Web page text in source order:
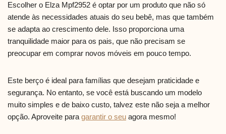
Escolher o Elza Mpf2952 é optar por um produto que não só
atende às necessidades atuais do seu bebê, mas que também
se adapta ao crescimento dele. Isso proporciona uma
tranquilidade maior para os pais, que não precisam se
preocupar em comprar novos móveis em pouco tempo.
Este berço é ideal para famílias que desejam praticidade e
segurança. No entanto, se você está buscando um modelo
muito simples e de baixo custo, talvez este não seja a melhor
opção. Aproveite para garantir o seu agora mesmo!